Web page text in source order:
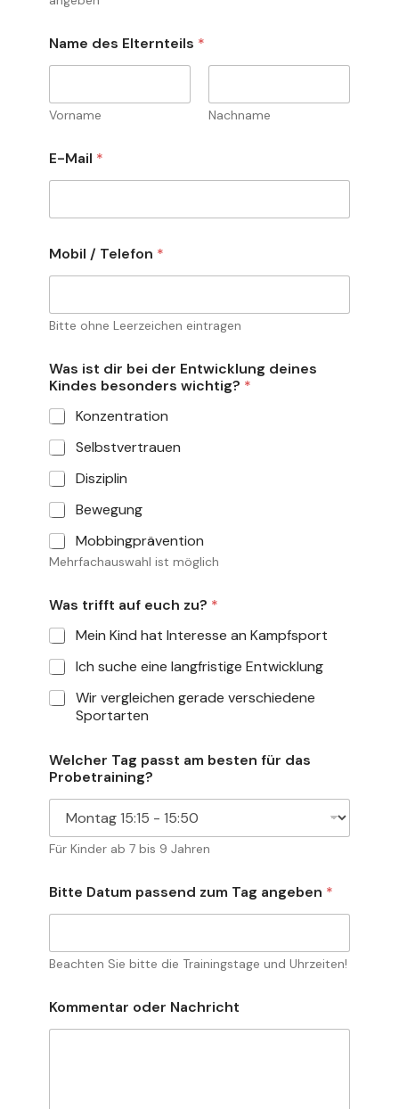
Name des Elternteils *
Vorname Nachname
E-Mail *
Mobil / Telefon *
Bitte ohne Leerzeichen eintragen
Was ist dir bei der Entwicklung deines
Kindes besonders wichtig? *
Konzentration
Selbstvertrauen
Disziplin
Bewegung
Mobbingprävention
Mehrfachauswahl ist möglich
Was trifft auf euch zu? *
Mein Kind hat Interesse an Kampfsport
Ich suche eine langfristige Entwicklung
Wir vergleichen gerade verschiedene
Sportarten
Welcher Tag passt am besten für das
Probetraining?
Für Kinder ab 7 bis 9 Jahren
Bitte Datum passend zum Tag angeben *
Beachten Sie bitte die Trainingstage und Uhrzeiten!
Kommentar oder Nachricht